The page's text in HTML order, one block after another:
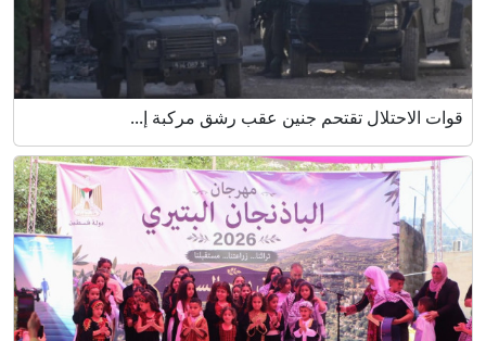
قوات الاحتلال تقتحم جنين عقب رشق مركبة إ...